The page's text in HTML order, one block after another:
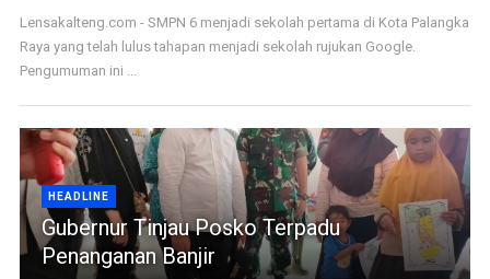
Lensakalteng.com - SMPN 6 menjadi sekolah pertama di Kota Palangka
Raya yang telah lulus tahapan menjadi sekolah rujukan Google.
Pengumuman ini ...
HEADLINE
Gubernur Tinjau Posko Terpadu
Penanganan Banjir